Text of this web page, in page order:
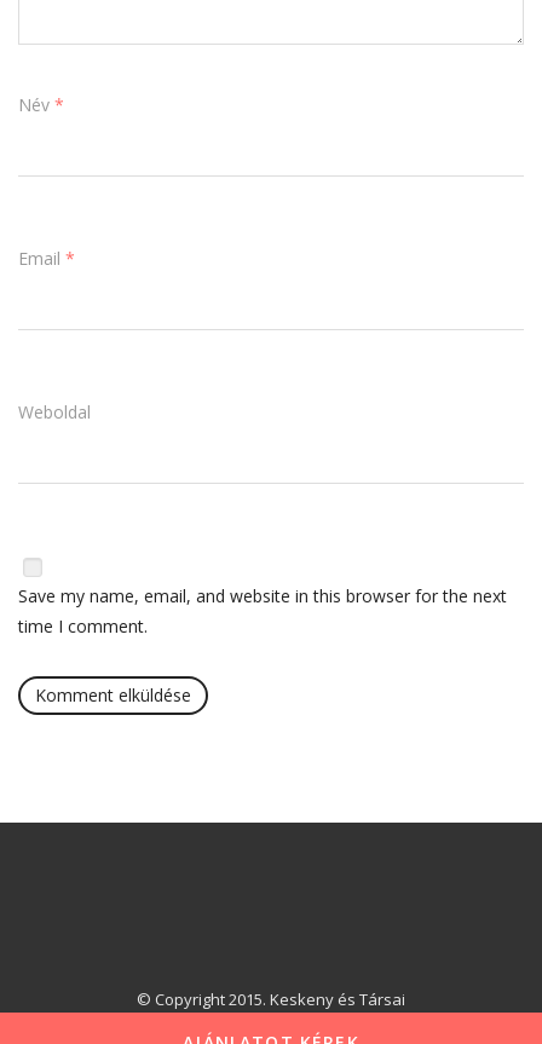
Név *
Email *
Weboldal
Save my name, email, and website in this browser for the next
time I comment.
© Copyright 2015. Keskeny és Társai